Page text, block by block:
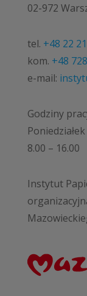
02-972
tel. +48 22
kom. +48
e-mail:
Godziny
8.00 – 16.00
Instytut